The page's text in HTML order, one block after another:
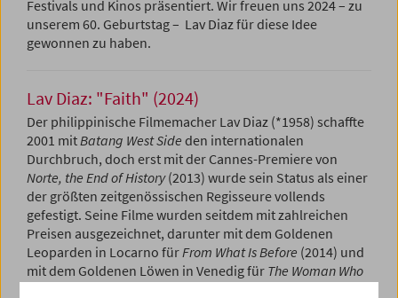
Festivals und Kinos präsentiert. Wir freuen uns 2024 – zu
unserem 60. Geburtstag – Lav Diaz für diese Idee
gewonnen zu haben.
Lav Diaz: "Faith" (2024)
Der philippinische Filmemacher Lav Diaz (*1958) schaffte
2001 mitBatang West Side den internationalen
Durchbruch, doch erst mit der Cannes-Premiere von
Norte, the End of History(2013) wurde sein Status als einer
der größten zeitgenössischen Regisseure vollends
gefestigt. Seine Filme wurden seitdem mit zahlreichen
Preisen ausgezeichnet, darunter mit dem Goldenen
Leoparden in Locarno fürFrom What Is Before (2014) und
mit dem Goldenen Löwen in Venedig für The Woman Who